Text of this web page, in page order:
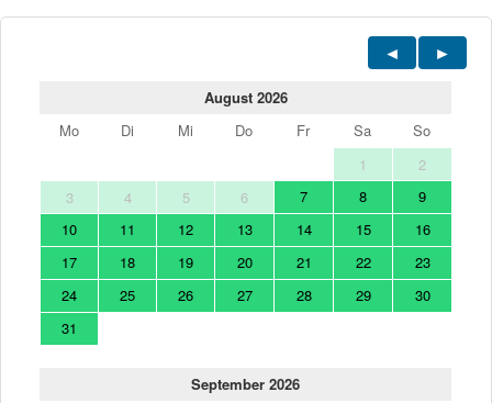
August 2026
Mo
Di Mi Do Fr Sa
So
1
2
3
4 5 6 7 8
9
10
11 12 13 14 15
16
17
18 19 20 21 22
23
24
25 26 27 28 29
30
31
September 2026